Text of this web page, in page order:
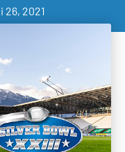
26, 2021